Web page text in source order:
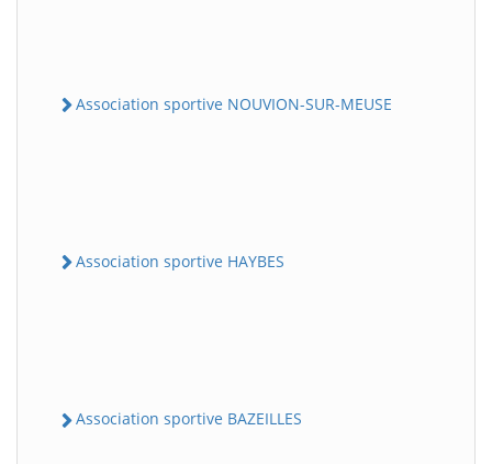
Association sportive NOUVION-SUR-MEUSE
Association sportive HAYBES
Association sportive BAZEILLES